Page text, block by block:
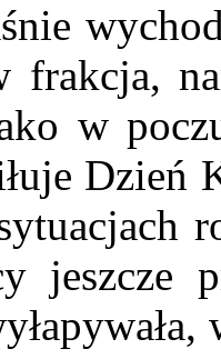
frakcja,
w
Dzień
jeszcze